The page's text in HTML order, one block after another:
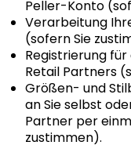
Peller-Konto
Verarbeitung
(sofern Sie
Registrierung
Retail Partners
Größen- und
an Sie selbst
Partner per
zustimmen).